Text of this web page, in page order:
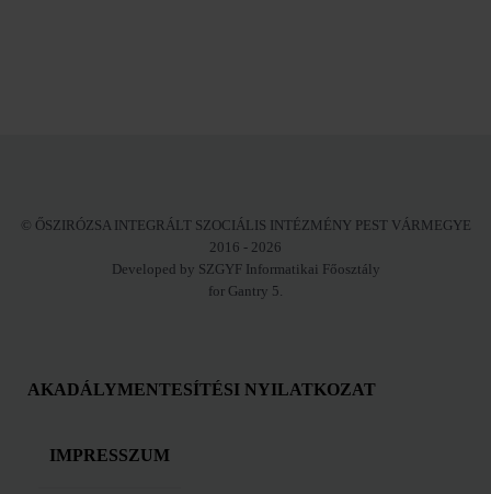
© ŐSZIRÓZSA INTEGRÁLT SZOCIÁLIS INTÉZMÉNY PEST VÁRMEGYE
2016 - 2026
Developed by SZGYF Informatikai Főosztály
for Gantry 5.
AKADÁLYMENTESÍTÉSI NYILATKOZAT
IMPRESSZUM